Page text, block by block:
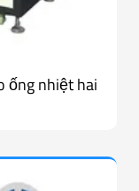
ống nhiệt hai